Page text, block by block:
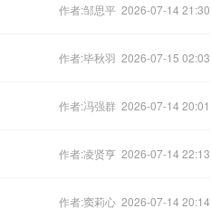
作者:邹思平 2026-07-14 21:30
作者:毕秋羽 2026-07-15 02:03
作者:冯强群 2026-07-14 20:01
作者:凌贤亨 2026-07-14 22:13
作者:窦莉心 2026-07-14 20:14